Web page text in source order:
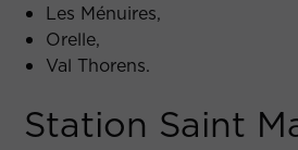
Les Ménuires,
Orelle,
Val Thorens.
Station Saint